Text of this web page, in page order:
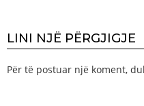
LINI NJË PËRGJIGJE
Për të postuar një koment,